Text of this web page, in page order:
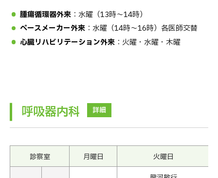
腫瘍循環器外来 ：水曜（13時〜14時）
ペースメーカー外来 ：水曜（14時〜16時）各医師交替
心臓リハビリテーション外来 ：火曜・水曜・木曜
呼吸器内科 詳細
診察室 月曜日 火曜日